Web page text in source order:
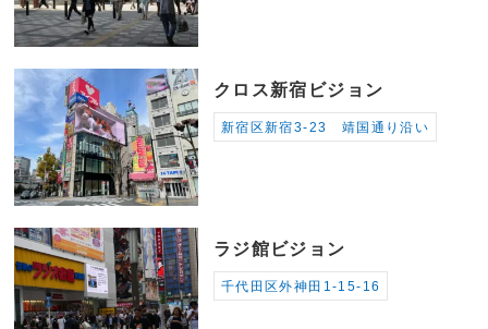
クロス新宿ビジョン
新宿区新宿3-23 靖国通り沿い
ラジ館ビジョン
千代田区外神田1-15-16